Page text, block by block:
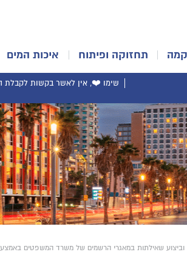
תחזוקה ופיתוח איכות המים
שימו ❤️, אין לאשר בקשות לקבלת